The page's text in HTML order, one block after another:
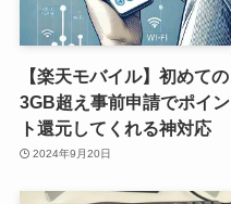
【楽天モバイル】初めての
3GB超え事前申請でポイン
ト還元してくれる神対応
2024年9月20日